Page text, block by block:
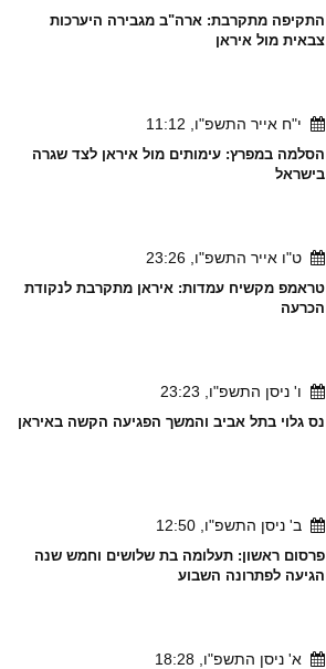
התקיפה מתקרבת: ארה"ב מגבירה היערכות
צבאית מול איראן
י"ח אייר התשפ"ו, 11:12
הסלמה במפרץ: עימותים מול איראן לצד שגרה
בישראל
ט"ו אייר התשפ"ו, 23:26
טראמפ מקשיח עמדות: איראן מתקרבת לנקודת
הכרעה
ו' ניסן התשפ"ו, 23:23
נס גלוי בתל אביב והמשך הפגיעה הקשה באיראן
ב' ניסן התשפ"ו, 12:50
פרסום ראשון: תעלומה בת שלושים וחמש שנה
הגיעה לפתרונה השבוע
א' ניסן התשפ"ו, 18:28